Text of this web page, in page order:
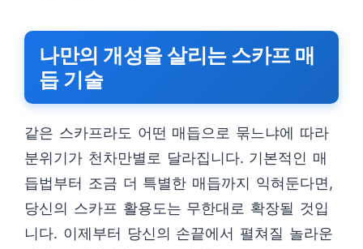
나만의 개성을 살리는 스카프 매
듭 기술
같은 스카프라도 어떤 매듭으로 묶느냐에 따라
분위기가 천차만별로 달라집니다. 기본적인 매
듭법부터 조금 더 특별한 매듭까지 익혀둔다면,
당신의 스카프 활용도는 무한대로 확장될 것입
니다. 이제부터 당신의 손끝에서 펼쳐질 놀라운